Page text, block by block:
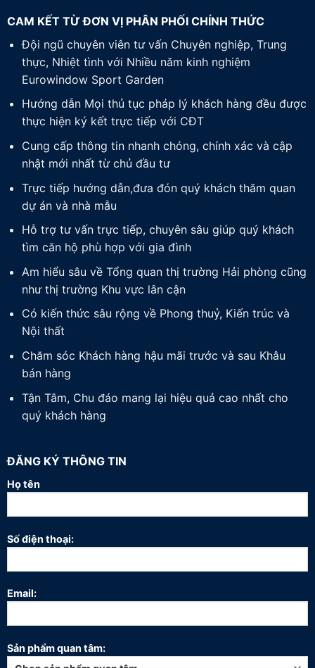
CAM KẾT TỪ ĐƠN VỊ PHÂN PHỐI CHÍNH THỨC
Đội ngũ chuyên viên tư vấn Chuyên nghiệp, Trung
thực, Nhiệt tình với Nhiều năm kinh nghiệm
Eurowindow Sport Garden
Hướng dẫn Mọi thủ tục pháp lý khách hàng đều được
thực hiện ký kết trực tiếp với CĐT
Cung cấp thông tin nhanh chóng, chính xác và cập
nhật mới nhất từ chủ đầu tư
Trực tiếp hướng dẫn,đưa đón quý khách thăm quan
dự án và nhà mẫu
Hỗ trợ tư vấn trực tiếp, chuyên sâu giúp quý khách
tìm căn hộ phù hợp với gia đình
Am hiểu sâu về Tổng quan thị trường Hải phòng cũng
như thị trường Khu vực lân cận
Có kiến thức sâu rộng về Phong thuỷ, Kiến trúc và
Nội thất
Chăm sóc Khách hàng hậu mãi trước và sau Khâu
bán hàng
Tận Tâm, Chu đáo mang lại hiệu quả cao nhất cho
quý khách hàng
ĐĂNG KÝ THÔNG TIN
Họ tên
Số điện thoại:
Email:
Sản phẩm quan tâm: